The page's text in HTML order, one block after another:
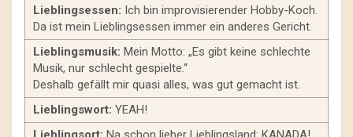
Lieblingsessen: Ich bin improvisierender Hobby-Koch.
Da ist mein Lieblingsessen immer ein anderes Gericht.
Lieblingsmusik: Mein Motto: „Es gibt keine schlechte
Musik, nur schlecht gespielte.“
Deshalb gefällt mir quasi alles, was gut gemacht ist.
Lieblingswort: YEAH!